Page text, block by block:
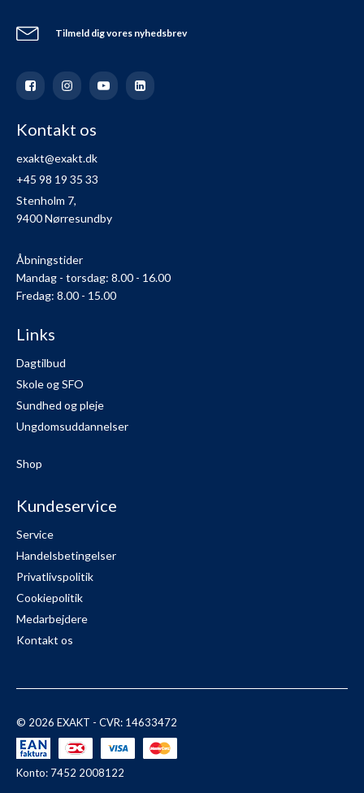
Tilmeld dig vores nyhedsbrev
Kontakt os
exakt@exakt.dk
+45 98 19 35 33
Stenholm 7,
9400 Nørresundby
Åbningstider
Mandag - torsdag: 8.00 - 16.00
Fredag: 8.00 - 15.00
Links
Dagtilbud
Skole og SFO
Sundhed og pleje
Ungdomsuddannelser
Shop
Kundeservice
Service
Handelsbetingelser
Privatlivspolitik
Cookiepolitik
Medarbejdere
Kontakt os
© 2026 EXAKT - CVR: 14633472
Konto: 7452 2008122